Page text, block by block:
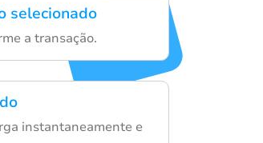
selecionado
a transação.
instantaneamente e